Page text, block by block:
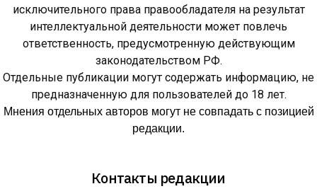
исключительного права правообладателя на результат
интеллектуальной деятельности может повлечь
ответственность, предусмотренную действующим
законодательством РФ.
Отдельные публикации могут содержать информацию, не
предназначенную для пользователей до 18 лет.
Мнения отдельных авторов могут не совпадать с позицией
редакции.
Контакты редакции